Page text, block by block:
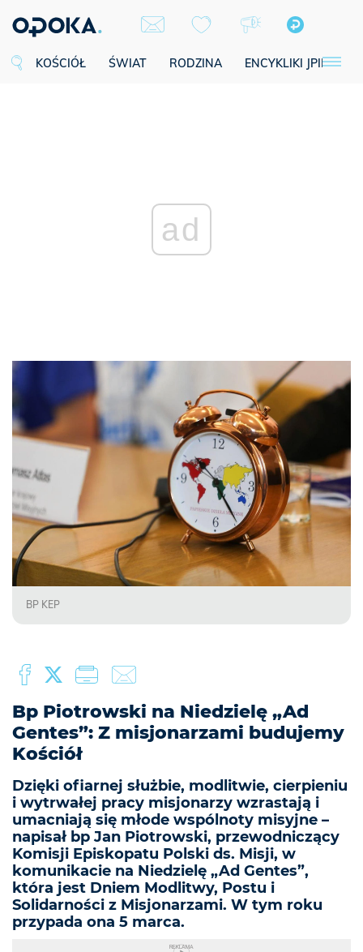
KOŚCIÓŁ ŚWIAT RODZINA ENCYKLIKI JPII
ad
BP KEP
Bp Piotrowski na Niedzielę „Ad
Gentes”: Z misjonarzami budujemy
Kościół
Dzięki ofiarnej służbie, modlitwie, cierpieniu
i wytrwałej pracy misjonarzy wzrastają i
umacniają się młode wspólnoty misyjne –
napisał bp Jan Piotrowski, przewodniczący
Komisji Episkopatu Polski ds. Misji, w
komunikacie na Niedzielę „Ad Gentes”,
która jest Dniem Modlitwy, Postu i
Solidarności z Misjonarzami. W tym roku
przypada ona 5 marca.
REKLAMA